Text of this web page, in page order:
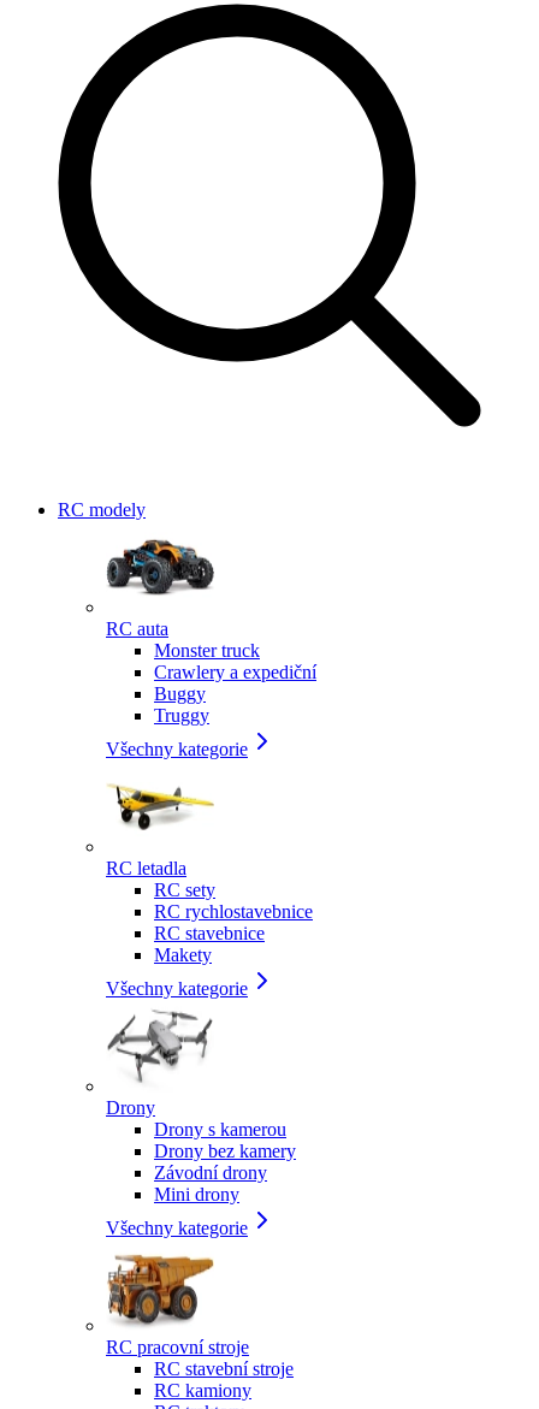
RC modely
RC auta
Monster truck
Crawlery a expediční
Buggy
Truggy
Všechny kategorie
RC letadla
RC sety
RC rychlostavebnice
RC stavebnice
Makety
Všechny kategorie
Drony
Drony s kamerou
Drony bez kamery
Závodní drony
Mini drony
Všechny kategorie
RC pracovní stroje
RC stavební stroje
RC kamiony